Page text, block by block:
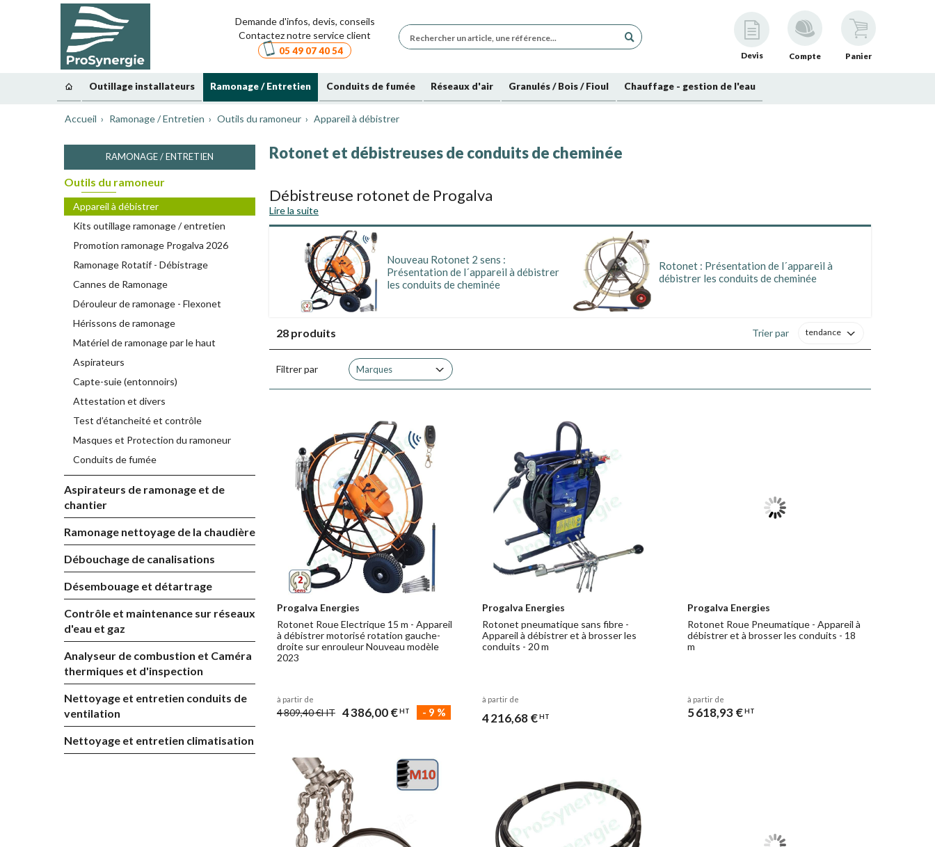
Demande d'infos, devis, conseils
Contactez notre service client
05 49 07 40 54 Devis Compte Panier
Outillage installateurs Ramonage / Entretien Conduits de fumée Réseaux d'air Granulés / Bois / Fioul Chauffage - gestion de l'eau
Accueil Ramonage / Entretien Outils du ramoneur Appareil à débistrer
RAMONAGE / ENTRETIEN
Outils du ramoneur
Appareil à débistrer
Kits outillage ramonage / entretien
Promotion ramonage Progalva 2026
Ramonage Rotatif - Débistrage
Cannes de Ramonage
Dérouleur de ramonage - Flexonet
Hérissons de ramonage
Matériel de ramonage par le haut
Aspirateurs
Capte-suie (entonnoirs)
Attestation et divers
Test d’étancheité et contrôle
Masques et Protection du ramoneur
Conduits de fumée
Aspirateurs de ramonage et de
chantier
Ramonage nettoyage de la chaudière
Débouchage de canalisations
Désembouage et détartrage
Contrôle et maintenance sur réseaux
d'eau et gaz
Analyseur de combustion et Caméra
thermiques et d'inspection
Nettoyage et entretien conduits de
ventilation
Nettoyage et entretien climatisation
Rotonet et débistreuses de conduits de cheminée
Débistreuse rotonet de Progalva
Débistreuse
tête et la gaine seront soit "enfilées" directement dans le conduit à ramoner et débistrer, soit guidées avec des cannes rigides, soit
guidées par une corde par le dessus au moyen d'une manille.
Débistreuse Wohler
Flexible rotatif de 7 ou 10m équipé d'une tête de débistrage. La motorisation est à prévoir à part (ex : perceuse / visseuse).
Lire la suite
Nouveau Rotonet 2 sens :
Présentation de l´appareil à débistrer
les conduits de cheminée
Rotonet : Présentation de l´appareil à
débistrer les conduits de cheminée
28 produits Trier par tendance
Filtrer par Marques
Progalva Energies
Rotonet Roue Electrique 15 m - Appareil
à débistrer motorisé rotation gauche-
droite sur enrouleur Nouveau modèle
2023
à partir de
4 809,40 €HT 4 386,00 €HT - 9 %
Progalva Energies
Rotonet pneumatique sans fibre -
Appareil à débistrer et à brosser les
conduits - 20 m
à partir de
4 216,68 € HT
Progalva Energies
Rotonet Roue Pneumatique - Appareil à
débistrer et à brosser les conduits - 18
m
à partir de
5 618,93 €HT